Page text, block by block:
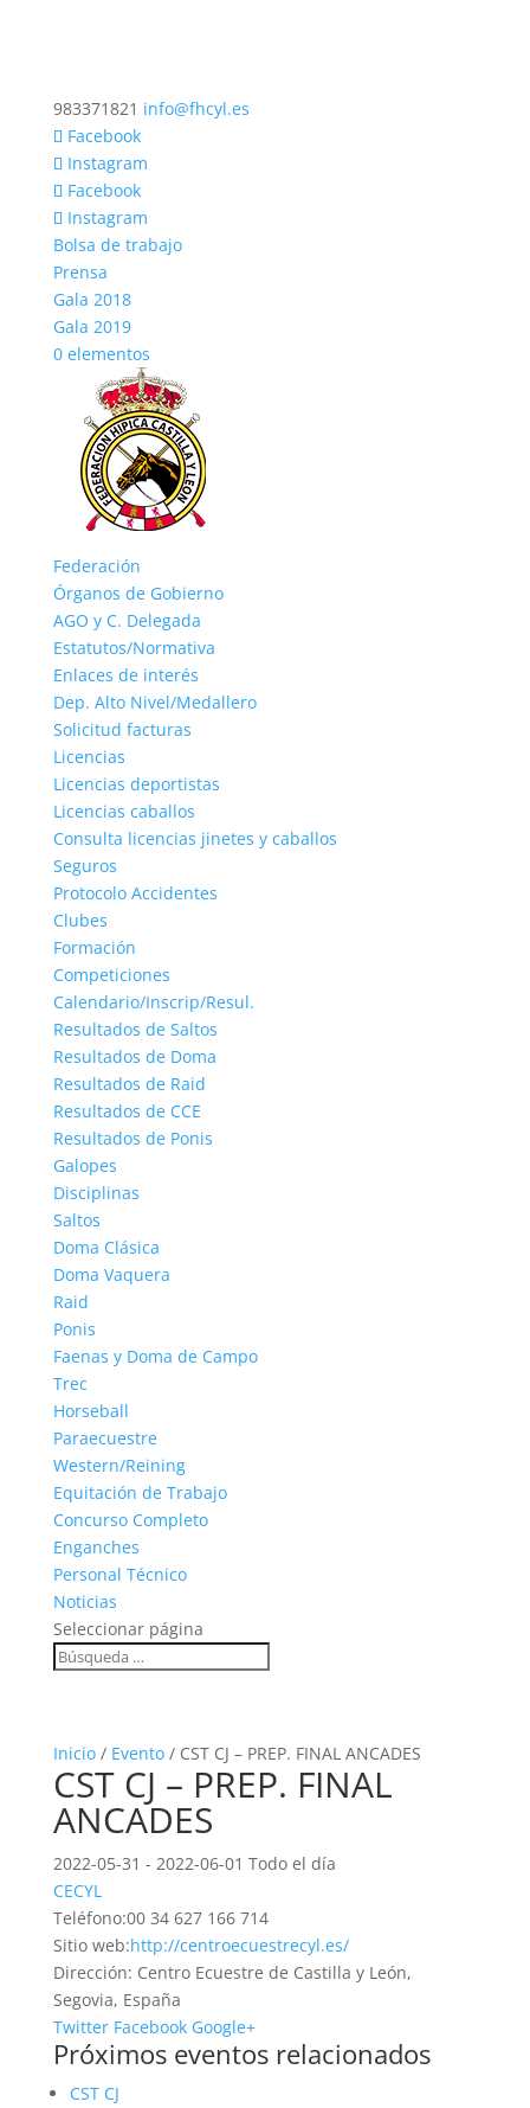
983371821 info@fhcyl.es
Facebook
Instagram
Facebook
Instagram
Bolsa de trabajo
Prensa
Gala 2018
Gala 2019
0 elementos
Federación
Órganos de Gobierno
AGO y C. Delegada
Estatutos/Normativa
Enlaces de interés
Dep. Alto Nivel/Medallero
Solicitud facturas
Licencias
Licencias deportistas
Licencias caballos
Consulta licencias jinetes y caballos
Seguros
Protocolo Accidentes
Clubes
Formación
Competiciones
Calendario/Inscrip/Resul.
Resultados de Saltos
Resultados de Doma
Resultados de Raid
Resultados de CCE
Resultados de Ponis
Galopes
Disciplinas
Saltos
Doma Clásica
Doma Vaquera
Raid
Ponis
Faenas y Doma de Campo
Trec
Horseball
Paraecuestre
Western/Reining
Equitación de Trabajo
Concurso Completo
Enganches
Personal Técnico
Noticias
Seleccionar página
Inicio/ Evento/ CST CJ – PREP. FINAL ANCADES
CST CJ – PREP. FINAL
ANCADES
2022-05-31 - 2022-06-01 Todo el día
CECYL
Teléfono:00 34 627 166 714
Sitio web:http://centroecuestrecyl.es/
Dirección: Centro Ecuestre de Castilla y León,
Segovia, España
Twitter Facebook Google+
Próximos eventos relacionados
CST CJ